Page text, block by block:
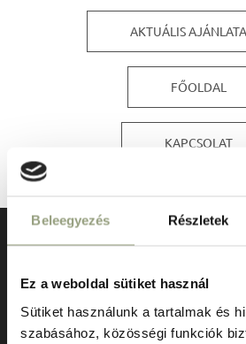
Beleegyezés Részletek
Ez a weboldal sütiket használ
Sütiket használunk a tartalmak és
szabásához, közösségi funkciók
AKTUÁLIS
FŐOLDAL
KAPCSOLAT